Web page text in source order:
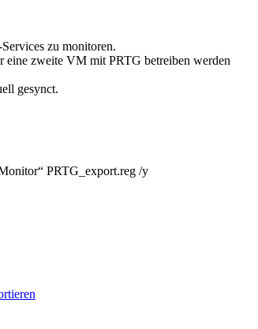
zu monitoren.
eine zweite VM mit PRTG betreiben werden
gesynct.
PRTG_export.reg /y